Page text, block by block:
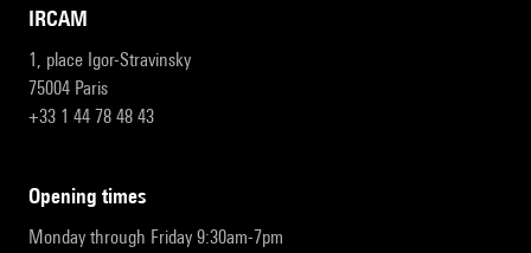
IRCAM
1, place Igor-Stravinsky
75004 Paris
+33 1 44 78 48 43
opening times
Monday through Friday 9:30am-7pm